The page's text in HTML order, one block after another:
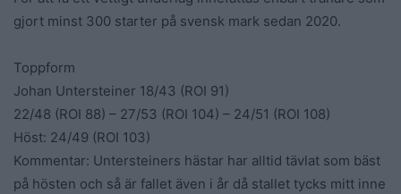
gjort minst 300 starter på svensk mark sedan 2020.
Toppform
Johan Untersteiner 18/43 (ROI 91)
22/48 (ROI 88) – 27/53 (ROI 104) – 24/51 (ROI 108)
Höst: 24/49 (ROI 103)
Kommentar: Untersteiners hästar har alltid tävlat som bäst
på hösten och så är fallet även i år då stallet tycks mitt inne